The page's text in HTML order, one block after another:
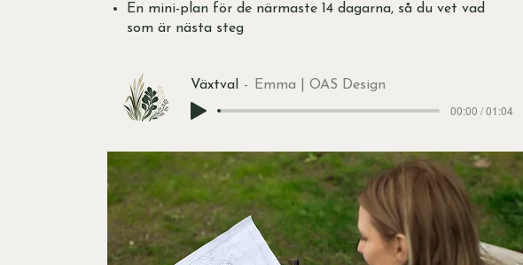
En mini-plan för de närmaste 14 dagarna, så du vet vad
som är nästa steg
Växtval Emma | OAS Design
00:00 / 01:04